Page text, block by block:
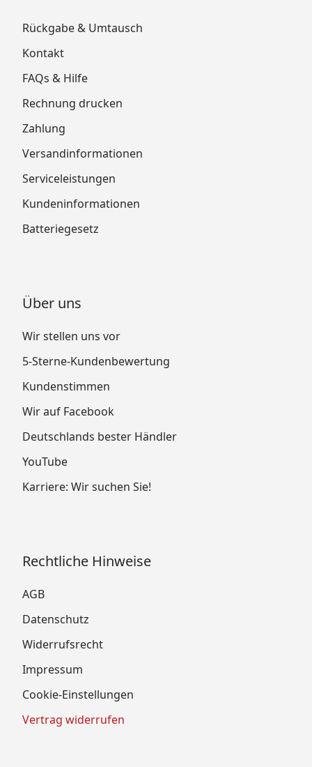
Rückgabe & Umtausch
Kontakt
FAQs & Hilfe
Rechnung drucken
Zahlung
Versandinformationen
Serviceleistungen
Kundeninformationen
Batteriegesetz
Über uns
Wir stellen uns vor
5-Sterne-Kundenbewertung
Kundenstimmen
Wir auf Facebook
Deutschlands bester Händler
YouTube
Karriere: Wir suchen Sie!
Rechtliche Hinweise
AGB
Datenschutz
Widerrufsrecht
Impressum
Cookie-Einstellungen
Vertrag widerrufen